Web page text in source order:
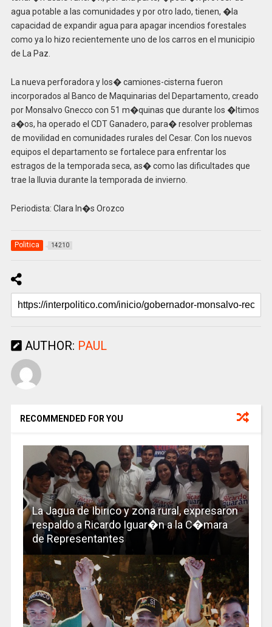
agua potable a las comunidades y por otro lado, tienen, �la
capacidad de expandir agua para apagar incendios forestales
como ya lo hizo recientemente uno de los carros en el municipio
de La Paz.
La nueva perforadora y los� camiones-cisterna fueron
incorporados al Banco de Maquinarias del Departamento, creado
por Monsalvo Gnecco con 51 m�quinas que durante los �ltimos
a�os, ha operado el CDT Ganadero, para� resolver problemas
de movilidad en comunidades rurales del Cesar. Con los nuevos
equipos el departamento se fortalece para enfrentar los
estragos de la temporada seca, as� como las dificultades que
trae la lluvia durante la temporada de invierno.
Periodista: Clara In�s Orozco
Politica 14210
AUTHOR: PAUL
RECOMMENDED FOR YOU
La Jagua de Ibirico y zona rural, expresaron
respaldo a Ricardo Iguar�n a la C�mara
de Representantes